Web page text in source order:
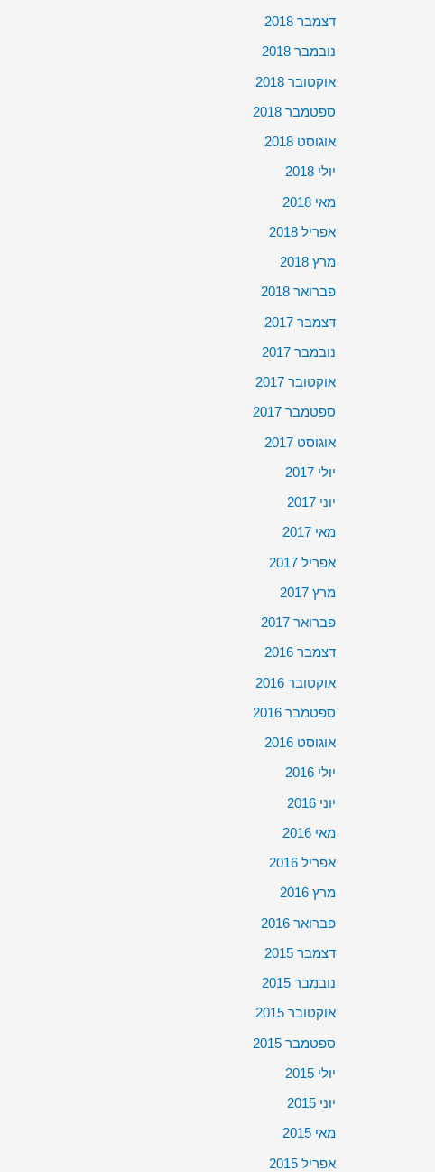
דצמבר 2018
נובמבר 2018
אוקטובר 2018
ספטמבר 2018
אוגוסט 2018
יולי 2018
מאי 2018
אפריל 2018
מרץ 2018
פברואר 2018
דצמבר 2017
נובמבר 2017
אוקטובר 2017
ספטמבר 2017
אוגוסט 2017
יולי 2017
יוני 2017
מאי 2017
אפריל 2017
מרץ 2017
פברואר 2017
דצמבר 2016
אוקטובר 2016
ספטמבר 2016
אוגוסט 2016
יולי 2016
יוני 2016
מאי 2016
אפריל 2016
מרץ 2016
פברואר 2016
דצמבר 2015
נובמבר 2015
אוקטובר 2015
ספטמבר 2015
יולי 2015
יוני 2015
מאי 2015
אפריל 2015